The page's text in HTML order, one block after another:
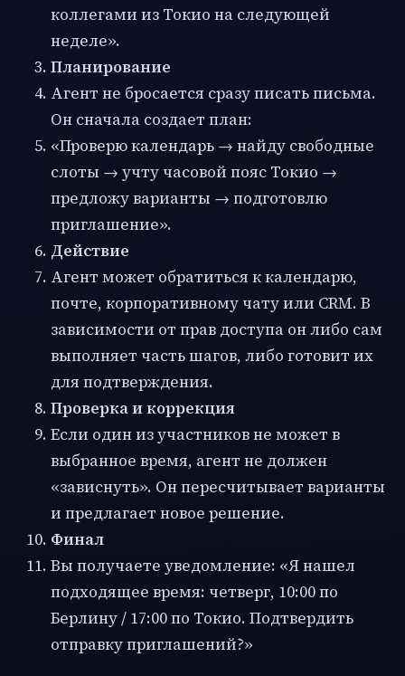
коллегами из Токио на следующей
неделе».
Планирование
Агент не бросается сразу писать письма.
Он сначала создает план:
«Проверю календарь → найду свободные
слоты → учту часовой пояс Токио →
предложу варианты → подготовлю
приглашение».
Действие
Агент может обратиться к календарю,
почте, корпоративному чату или CRM. В
зависимости от прав доступа он либо сам
выполняет часть шагов, либо готовит их
для подтверждения.
Проверка и коррекция
Если один из участников не может в
выбранное время, агент не должен
«зависнуть». Он пересчитывает варианты
и предлагает новое решение.
Финал
Вы получаете уведомление: «Я нашел
подходящее время: четверг, 10:00 по
Берлину / 17:00 по Токио. Подтвердить
отправку приглашений?»